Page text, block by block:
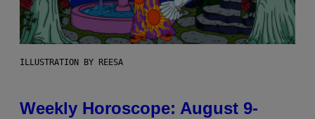
ILLUSTRATION BY REESA
Weekly Horoscope: August 9-